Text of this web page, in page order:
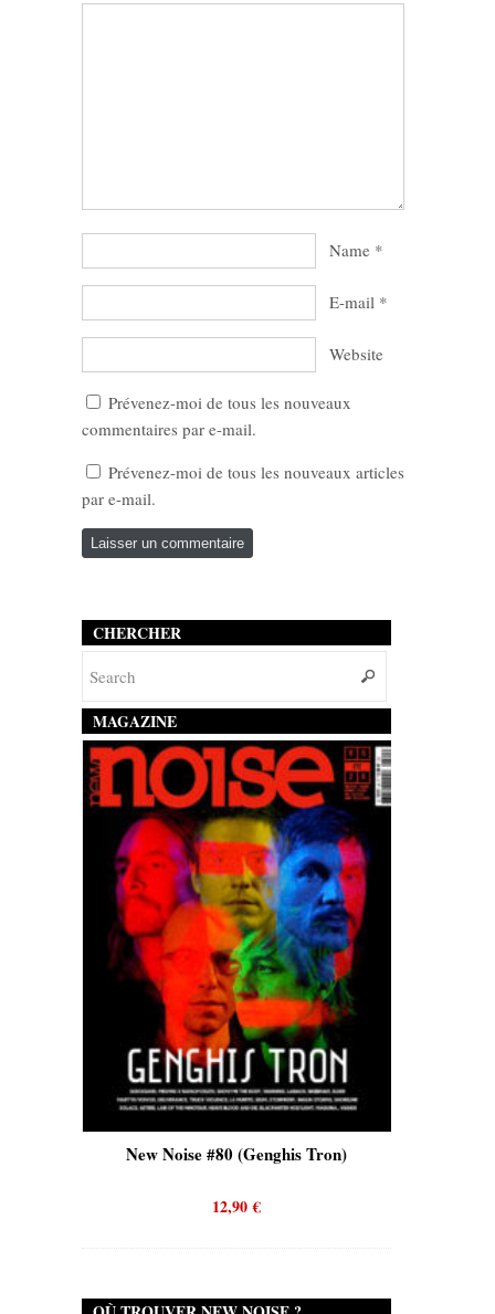
Name *
E-mail *
Website
Prévenez-moi de tous les nouveaux
commentaires par e-mail.
Prévenez-moi de tous les nouveaux articles
par e-mail.
CHERCHER
MAGAZINE
New Noise #80 (Genghis Tron)